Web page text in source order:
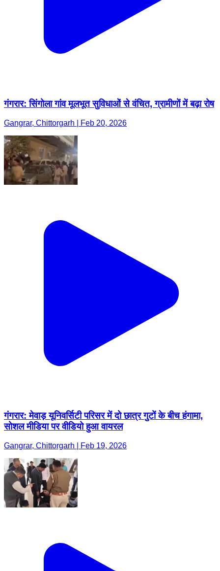
गंगरार: सिंगोला गांव मूलभूत सुविधाओं से वंचित, ग्रामीणों में बढ़ा रोष
Gangrar, Chittorgarh | Feb 20, 2026
गंगरार: मेवाड़ यूनिवर्सिटी परिसर में दो छात्र गुटों के बीच हंगामा,
सोशल मीडिया पर वीडियो हुआ वायरल
Gangrar, Chittorgarh | Feb 19, 2026